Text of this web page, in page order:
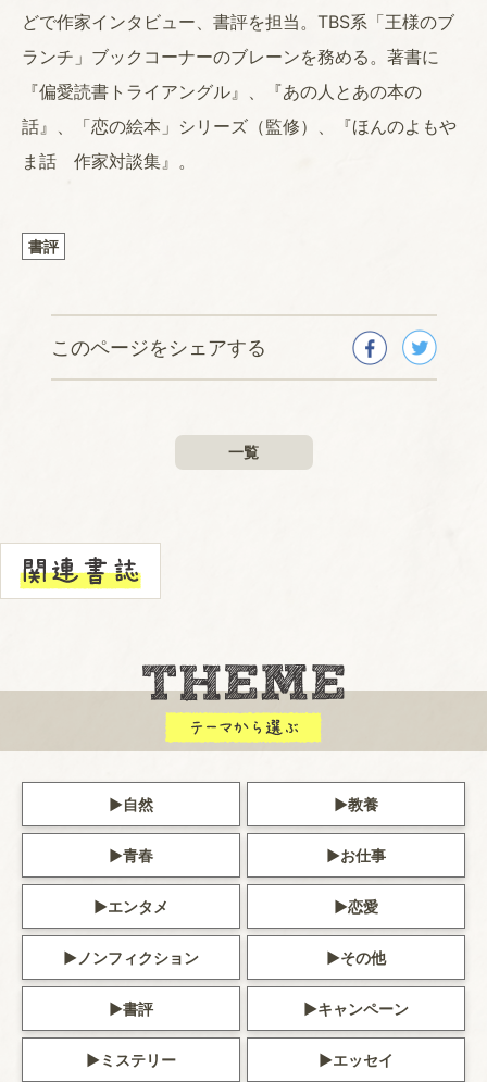
どで作家インタビュー、書評を担当。TBS系「王様のブ
ランチ」ブックコーナーのブレーンを務める。著書に
『偏愛読書トライアングル』、『あの人とあの本の
話』、「恋の絵本」シリーズ（監修）、『ほんのよもや
ま話 作家対談集』。
書評
このページをシェアする
一覧
自然 教養
青春 お仕事
エンタメ 恋愛
ノンフィクション その他
書評 キャンペーン
ミステリー エッセイ